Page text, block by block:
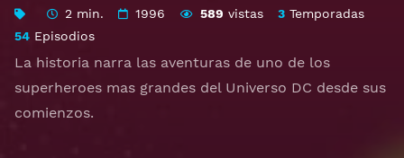
2 min.
1996 589 vistas 3Temporadas
54 Episodios
La historia narra las aventuras de uno de los
superheroes mas grandes del Universo DC desde sus
comienzos.